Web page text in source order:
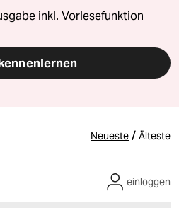
inkl. Vorlesefunktion
Neueste / Älteste
einloggen